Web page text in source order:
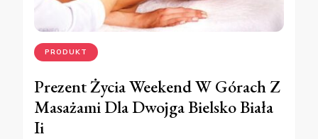
PRODUKT
Prezent Życia Weekend W Górach Z
Masażami Dla Dwojga Bielsko Biała
Ii